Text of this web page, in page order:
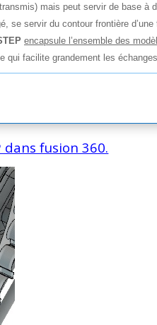
mais peut servir de base à
se servir du contour frontière d’une
encapsule l’ensemble des
qui facilite grandement les échanges.
dans fusion 360.